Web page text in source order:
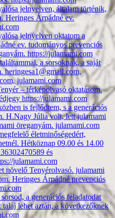
jelnyelven, általam történik,
Heringes Árpádné ev.
jelnyelven oktatom a
ev. tudományos prevenciós
https://julamami.com
a sorsoknak, a saját
heringesa1@gmail.com,
julamami.com
– térképolvasó oktatásom.
https://julamami.com
is fejlődtem, s a generációs
H.Nagy Júlia volt, lett julamami
öreganyám. julamami.com
életminőségedért,
Hétköznap 09.00 és 14.00
és
julamami.com
növelő Tenyérolvasó. julamami
Heringes Árpádné prevenciós
a generációs feladatodat
lehet aztán, a következőknek